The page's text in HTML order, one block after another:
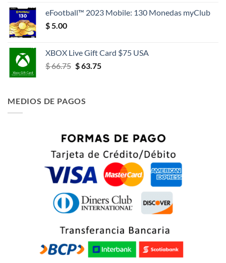
eFootball™ 2023 Mobile: 130 Monedas myClub
$5.00
XBOX Live Gift Card $75 USA
$66.75 El
era:
$ 66.75.
$63.75El
MEDIOS DE PAGOS